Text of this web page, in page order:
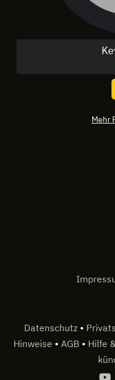
Mehr
Datenschutz •
Hinweise • AGB • Hilfe